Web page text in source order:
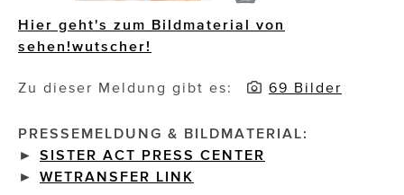
Foodsavers
FREIHERZ
FRISTADS
FR!TZ EYEWEAR
GHOST BASTARD
Hier geht's zum Bildmaterial von
sehen!wutscher!
Zu dieser Meldung gibt es: 69 Bilder
PRESSEMELDUNG & BILDMATERIAL:
► SISTER ACT PRESS CENTER
► WETRANSFER LINK